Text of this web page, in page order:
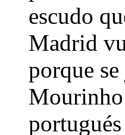
escudo
Madrid
porque